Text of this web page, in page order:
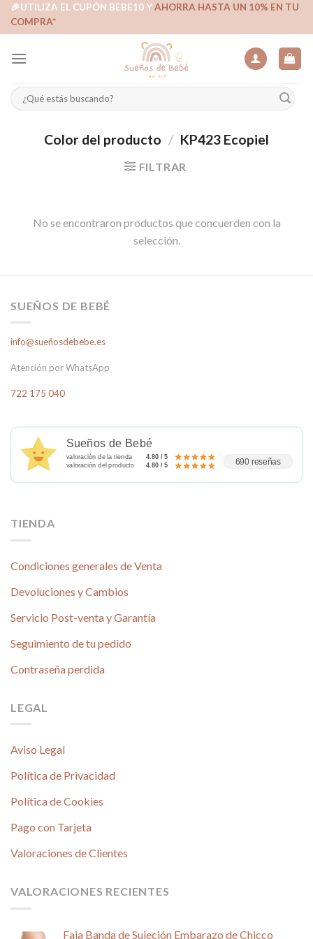
Skip🎉UTILIZA EL CUPÓN BEBE10 YAHORRA HASTA UN 10% EN TU
COMPRA*
Buscar
por:
Color del producto / KP423 Ecopiel
FILTRAR
No se encontraron productos que concuerden con la
selección.
SUEÑOS DE BEBÉ
info@sueñosdebebe.es
Atención por WhatsApp
722 175 040
Sueños de Bebé
valoración de la tienda
4.80 / 5
valoración del producto
4.80 / 5 690 reseñas
TIENDA
Condiciones generales de Venta
Devoluciones y Cambios
Servicio Post-venta y Garantía
Seguimiento de tu pedido
Contraseña perdida
LEGAL
Aviso Legal
Política de Privacidad
Política de Cookies
Pago con Tarjeta
Valoraciones de Clientes
VALORACIONES RECIENTES
Faja Banda de Sujeción Embarazo de Chicco